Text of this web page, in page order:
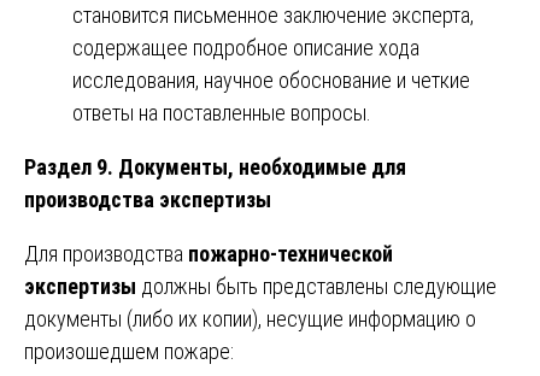
становится письменное заключение эксперта,
содержащее подробное описание хода
исследования, научное обоснование и четкие
ответы на поставленные вопросы.
Раздел 9. Документы, необходимые для
производства экспертизы
Для производства пожарно-технической
экспертизы должны быть представлены следующие
документы (либо их копии), несущие информацию о
произошедшем пожаре: